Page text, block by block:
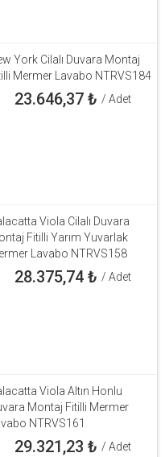
York Cilalı Duvara Montaj
Mermer Lavabo NTRVS184
23.646,37 ₺ / Adet
Viola Cilalı Duvara
Fitilli Yarım Yuvarlak
Lavabo NTRVS158
28.375,74 ₺ / Adet
Viola Altın Honlu
Montaj Fitilli Mermer
NTRVS161
29.321,23 ₺ / Adet